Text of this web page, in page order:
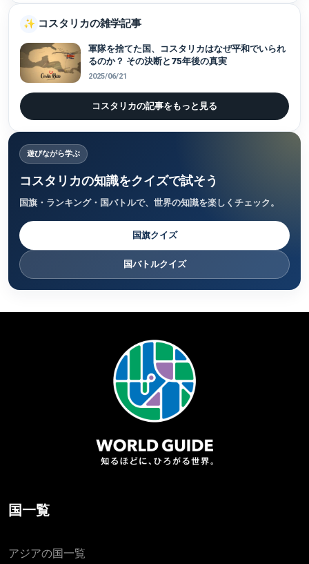
✨ コスタリカの雑学記事
軍隊を捨てた国、コスタリカはなぜ平和でいられ
るのか？ その決断と75年後の真実
2025/06/21
コスタリカの記事をもっと見る
遊びながら学ぶ
コスタリカの知識をクイズで試そう
国旗・ランキング・国バトルで、世界の知識を楽しくチェック。
国旗クイズ
国バトルクイズ
国一覧
アジアの国一覧